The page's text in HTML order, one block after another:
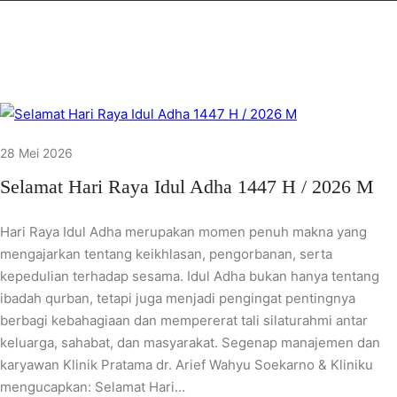
28 Mei 2026
Selamat Hari Raya Idul Adha 1447 H / 2026 M
Hari Raya Idul Adha merupakan momen penuh makna yang
mengajarkan tentang keikhlasan, pengorbanan, serta
kepedulian terhadap sesama. Idul Adha bukan hanya tentang
ibadah qurban, tetapi juga menjadi pengingat pentingnya
berbagi kebahagiaan dan mempererat tali silaturahmi antar
keluarga, sahabat, dan masyarakat. Segenap manajemen dan
karyawan Klinik Pratama dr. Arief Wahyu Soekarno & Kliniku
mengucapkan: Selamat Hari…